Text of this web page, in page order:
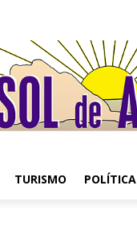
TURISMO POLÍTICA